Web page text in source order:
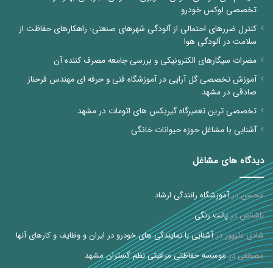
تخصصی لوکس خودرو
کنترل ضررهای احتمالی از آلودگی شهرهای صنعتی: راهکارهای حفاظت از
سلامت در آلودگی هوا
مضرات سیگارهای الکترونیکی و بررسی جامعه مصرف کننده آن
آموزش تخصصی گل آرایی در آموزشگاه فنی و حرفه ای مهندس فرحناز
صادقی در مشهد
تخصصی ترین تعمیرگاه گیربکس های اتومات در مشهد
آشنایی با مشاغل حوزه حیوانات خانگی
دیدگاه های مشاغل
محسندرآموزشگاه رانندگی ارشاد
ناشناسدرپالت رنگی
شادی علیپوردرآشنایی با نمایندگی های خودرو در ایران و وظایف و کارهای آنها
مصطفیدرموسسه حفاظتی مراقبتی نظم گستران مشهد